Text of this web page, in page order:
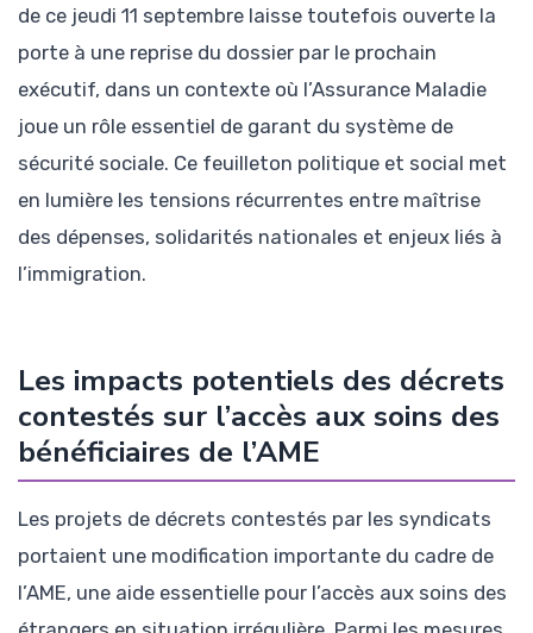
de ce jeudi 11 septembre laisse toutefois ouverte la
porte à une reprise du dossier par le prochain
exécutif, dans un contexte où l’Assurance Maladie
joue un rôle essentiel de garant du système de
sécurité sociale. Ce feuilleton politique et social met
en lumière les tensions récurrentes entre maîtrise
des dépenses, solidarités nationales et enjeux liés à
l’immigration.
Les impacts potentiels des décrets
contestés sur l’accès aux soins des
bénéficiaires de l’AME
Les projets de décrets contestés par les syndicats
portaient une modification importante du cadre de
l’AME, une aide essentielle pour l’accès aux soins des